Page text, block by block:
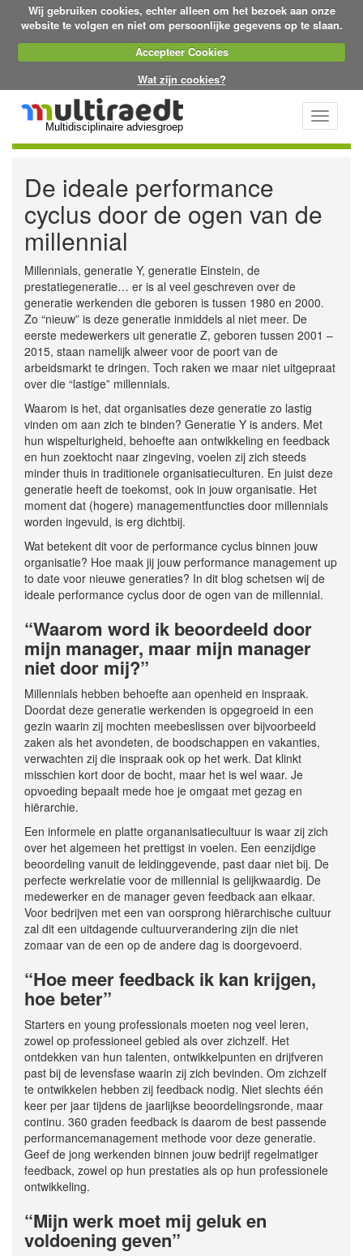
Wij gebruiken cookies, echter alleen om het bezoek aan onze
website te volgen en niet om persoonlijke gegevens op te slaan.
Accepteer Cookies
Wat zijn cookies?
Multidisciplinaire adviesgroep
Toggle
De ideale performance
cyclus door de ogen van de
millennial
Millennials, generatie Y, generatie Einstein, de
prestatiegeneratie… er is al veel geschreven over de
generatie werkenden die geboren is tussen 1980 en 2000.
Zo “nieuw” is deze generatie inmiddels al niet meer. De
eerste medewerkers uit generatie Z, geboren tussen 2001 –
2015, staan namelijk alweer voor de poort van de
arbeidsmarkt te dringen. Toch raken we maar niet uitgepraat
over die “lastige” millennials.
Waarom is het, dat organisaties deze generatie zo lastig
vinden om aan zich te binden? Generatie Y is anders. Met
hun wispelturigheid, behoefte aan ontwikkeling en feedback
en hun zoektocht naar zingeving, voelen zij zich steeds
minder thuis in traditionele organisatieculturen. En juist deze
generatie heeft de toekomst, ook in jouw organisatie. Het
moment dat (hogere) managementfuncties door millennials
worden ingevuld, is erg dichtbij.
Wat betekent dit voor de performance cyclus binnen jouw
organisatie? Hoe maak jij jouw performance management up
to date voor nieuwe generaties? In dit blog schetsen wij de
ideale performance cyclus door de ogen van de millennial.
“Waarom word ik beoordeeld door
mijn manager, maar mijn manager
niet door mij?”
Millennials hebben behoefte aan openheid en inspraak.
Doordat deze generatie werkenden is opgegroeid in een
gezin waarin zij mochten meebeslissen over bijvoorbeeld
zaken als het avondeten, de boodschappen en vakanties,
verwachten zij die inspraak ook op het werk. Dat klinkt
misschien kort door de bocht, maar het is wel waar. Je
opvoeding bepaalt mede hoe je omgaat met gezag en
hiërarchie.
Een informele en platte organanisatiecultuur is waar zij zich
over het algemeen het prettigst in voelen. Een eenzijdige
beoordeling vanuit de leidinggevende, past daar niet bij. De
perfecte werkrelatie voor de millennial is gelijkwaardig. De
medewerker en de manager geven feedback aan elkaar.
Voor bedrijven met een van oorsprong hiërarchische cultuur
zal dit een uitdagende cultuurverandering zijn die niet
zomaar van de een op de andere dag is doorgevoerd.
“Hoe meer feedback ik kan krijgen,
hoe beter”
Starters en young professionals moeten nog veel leren,
zowel op professioneel gebied als over zichzelf. Het
ontdekken van hun talenten, ontwikkelpunten en drijfveren
past bij de levensfase waarin zij zich bevinden. Om zichzelf
te ontwikkelen hebben zij feedback nodig. Niet slechts één
keer per jaar tijdens de jaarlijkse beoordelingsronde, maar
continu. 360 graden feedback is daarom de best passende
performancemanagement methode voor deze generatie.
Geef de jong werkenden binnen jouw bedrijf regelmatiger
feedback, zowel op hun prestaties als op hun professionele
ontwikkeling.
“Mijn werk moet mij geluk en
voldoening geven”